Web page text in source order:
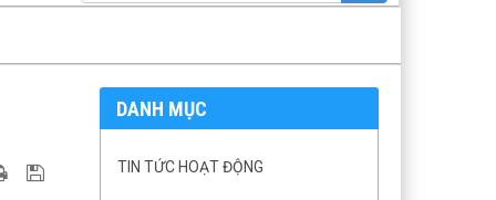
DANH MỤC
TIN TỨC HOẠT ĐỘNG